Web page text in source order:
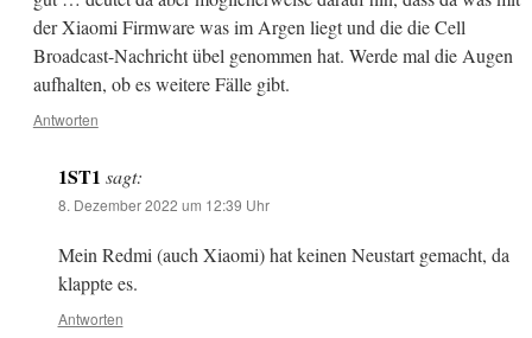
der Xiaomi Firmware was im Argen liegt und die die Cell
Broadcast-Nachricht übel genommen hat. Werde mal die Augen
aufhalten, ob es weitere Fälle gibt.
Antworten
1ST1 sagt:
8. Dezember 2022 um 12:39 Uhr
Mein Redmi (auch Xiaomi) hat keinen Neustart gemacht, da
klappte es.
Antworten